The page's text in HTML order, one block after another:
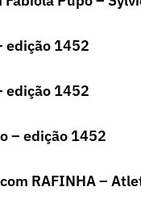
edição 1452
edição 1452
– edição 1452
RAFINHA –